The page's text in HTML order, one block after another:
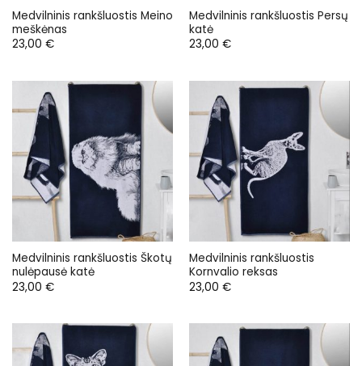
Medvilninis rankšluostis Meino
meškėnas
23,00 €
Medvilninis rankšluostis Persų
katė
23,00 €
Medvilninis rankšluostis Škotų
nulėpausė katė
23,00 €
Medvilninis rankšluostis
Kornvalio reksas
23,00 €